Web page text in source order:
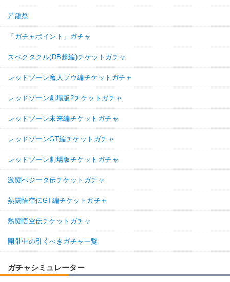
昇龍祭
「ガチャポイント」ガチャ
スペクタクル(DB超編)チケットガチャ
レッドゾーン魔人ブウ編チケットガチャ
レッドゾーン劇場版2チケットガチャ
レッドゾーン未来編チケットガチャ
レッドゾーンGT編チケットガチャ
レッドゾーン劇場版チケットガチャ
激闘ベジータ伝チケットガチャ
熱闘悟空伝GT編チケットガチャ
熱闘悟空伝チケットガチャ
開催中の引くべきガチャ一覧
ガチャシミュレーター